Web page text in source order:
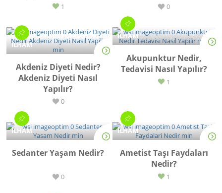
1 0
İLHAM
Akdeniz Diyeti Nedir?
Akdeniz Diyeti Nasıl
Yapılır?
0
İLHAM
Akupunktur Nedir,
Tedavisi Nasıl Yapılır?
1
İLHAM
Sedanter Yaşam Nedir?
0
İLHAM
Ametist Taşı Faydaları
Nedir?
1